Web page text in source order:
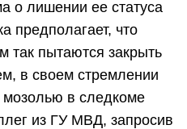
о лишении ее статуса
предполагает, что
так пытаются закрыть
в своем стремлении
мозолью в следкоме
из ГУ МВД, запросив